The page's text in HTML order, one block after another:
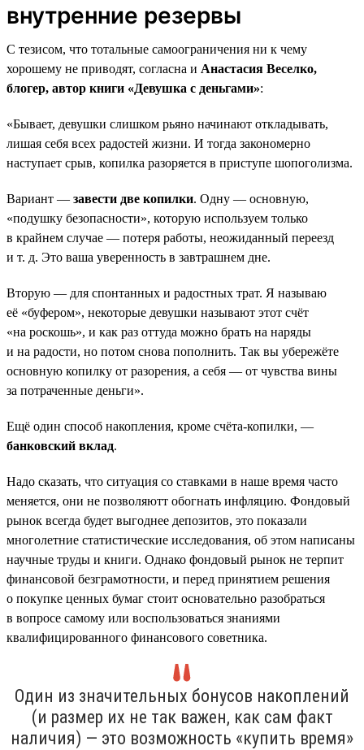
внутренние резервы
С тезисом, что тотальные самоограничения ни к чему
хорошему не приводят, согласна и Анастасия Веселко,
блогер, автор книги «Девушка с деньгами»:
«Бывает, девушки слишком рьяно начинают откладывать,
лишая себя всех радостей жизни. И тогда закономерно
наступает срыв, копилка разоряется в приступе шопоголизма.
Вариант — завести две копилки. Одну — основную,
«подушку безопасности», которую используем только
в крайнем случае — потеря работы, неожиданный переезд
и т. д. Это ваша уверенность в завтрашнем дне.
Вторую — для спонтанных и радостных трат. Я называю
её «буфером», некоторые девушки называют этот счёт
«на роскошь», и как раз оттуда можно брать на наряды
и на радости, но потом снова пополнить. Так вы убережёте
основную копилку от разорения, а себя — от чувства вины
за потраченные деньги».
Ещё один способ накопления, кроме счёта-копилки, —
банковский вклад.
Надо сказать, что ситуация со ставками в наше время часто
меняется, они не позволяютт обогнать инфляцию. Фондовый
рынок всегда будет выгоднее депозитов, это показали
многолетние статистические исследования, об этом написаны
научные труды и книги. Однако фондовый рынок не терпит
финансовой безграмотности, и перед принятием решения
о покупке ценных бумаг стоит основательно разобраться
в вопросе самому или воспользоваться знаниями
квалифицированного финансового советника.
Один из значительных бонусов накоплений
(и размер их не так важен, как сам факт
наличия) — это возможность «купить время»